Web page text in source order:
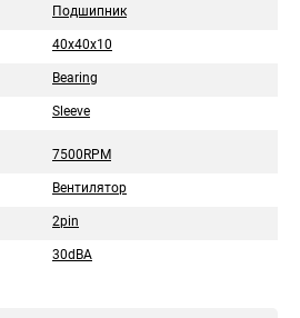
Подшипник
40x40x10
Bearing
Sleeve
7500RPM
Вентилятор
2pin
30dBA